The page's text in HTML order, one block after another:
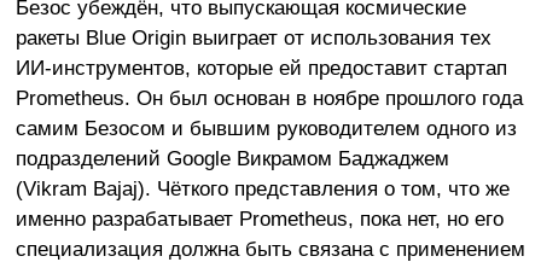
Безос убеждён, что выпускающая космические
ракеты Blue Origin выиграет от использования тех
ИИ-инструментов, которые ей предоставит стартап
Prometheus. Он был основан в ноябре прошлого года
самим Безосом и бывшим руководителем одного из
подразделений Google Викрамом Баджаджем
(Vikram Bajaj). Чёткого представления о том, что же
именно разрабатывает Prometheus, пока нет, но его
специализация должна быть связана с применением